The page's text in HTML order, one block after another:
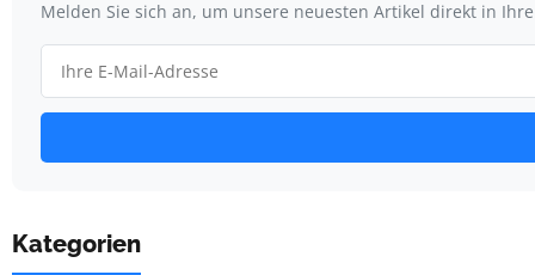
Melden Sie sich an, um unsere neuesten Artikel direkt in
Kategorien